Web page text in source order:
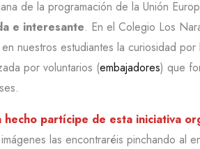
de la programación de la Unión
e interesante. En el Colegio Los
nuestros estudiantes la curiosidad
por voluntarios (embajadores) que
partícipe de esta iniciativa
las encontraréis pinchando al